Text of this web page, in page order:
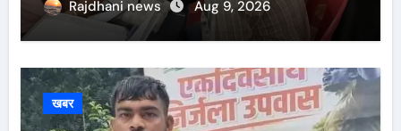
Rajdhani news Aug 9, 2026
खबर